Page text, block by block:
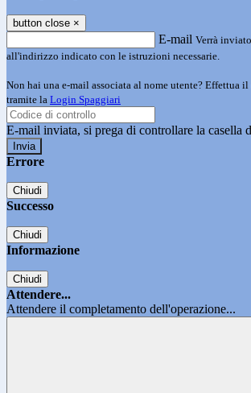
button close ×
E-mail Verrà
all'indirizzo indicato con le istruzioni necessarie.
Non hai una e-mail associata al nome utente? Effettua il
tramite la Login Spaggiari
E-mail inviata, si prega di controllare la casella
Errore
Chiudi
Successo
Chiudi
Informazione
Chiudi
Attendere...
Attendere il completamento dell'operazione...